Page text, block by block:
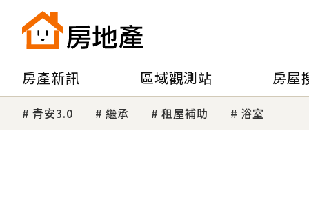
房產新訊 區域觀測站 房屋
青安3.0 繼承 租屋補助 浴室